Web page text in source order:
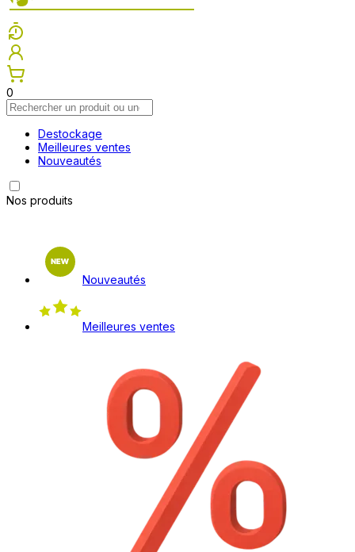
0
Destockage
Meilleures ventes
Nouveautés
Nos produits
Nouveautés
Meilleures ventes